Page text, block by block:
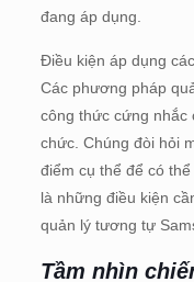
đang áp dụng.
Điều kiện áp dụng
Các phương pháp
công thức cứng nhắc
chức. Chúng đòi hỏi
điểm cụ thể để có
là những điều kiện
quản lý tương tự
Tầm nhìn